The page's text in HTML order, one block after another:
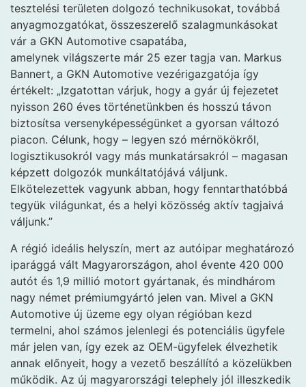
tesztelési területen dolgozó technikusokat, továbbá
anyagmozgatókat, összeszerelő szalagmunkásokat
vár a GKN Automotive csapatába,
amelynek világszerte már 25 ezer tagja van. Markus
Bannert, a GKN Automotive vezérigazgatója így
értékelt: „Izgatottan várjuk, hogy a gyár új fejezetet
nyisson 260 éves történetünkben és hosszú távon
biztosítsa versenyképességünket a gyorsan változó
piacon. Célunk, hogy – legyen szó mérnökökről,
logisztikusokról vagy más munkatársakról – magasan
képzett dolgozók munkáltatójává váljunk.
Elkötelezettek vagyunk abban, hogy fenntarthatóbbá
tegyük világunkat, és a helyi közösség aktív tagjaivá
váljunk.”
A régió ideális helyszín, mert az autóipar meghatározó
iparággá vált Magyarországon, ahol évente 420 000
autót és 1,9 millió motort gyártanak, és mindhárom
nagy német prémiumgyártó jelen van. Mivel a GKN
Automotive új üzeme egy olyan régióban kezd
termelni, ahol számos jelenlegi és potenciális ügyfele
már jelen van, így ezek az OEM-ügyfelek élvezhetik
annak előnyeit, hogy a vezető beszállító a közelükben
működik. Az új magyarországi telephely jól illeszkedik